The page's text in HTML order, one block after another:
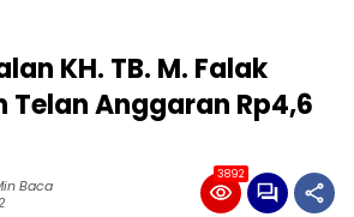
KH. TB. M. Falak
Telan Anggaran Rp4,6
Baca
3892